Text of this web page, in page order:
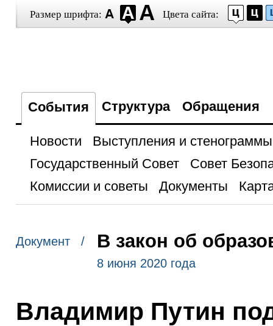
Размер шрифта: Цвета сайта:
События Структура Обращения
Новости
Выступления и стенограммы
Государственный Совет
Совет
Комиссии и советы
Документы
Документ / В закон об
8 июня 2020 года
Владимир Путин